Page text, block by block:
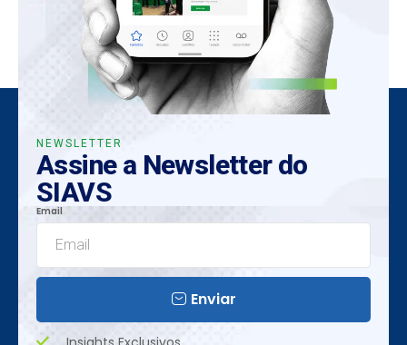
NEWSLETTER
Assine a Newsletter do
SIAVS
Email
Enviar